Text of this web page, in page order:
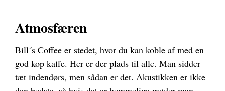
Atmosfæren
Bill´s Coffee er stedet, hvor du kan koble af med en
god kop kaffe. Her er der plads til alle. Man sidder
tæt indendørs, men sådan er det. Akustikken er ikke